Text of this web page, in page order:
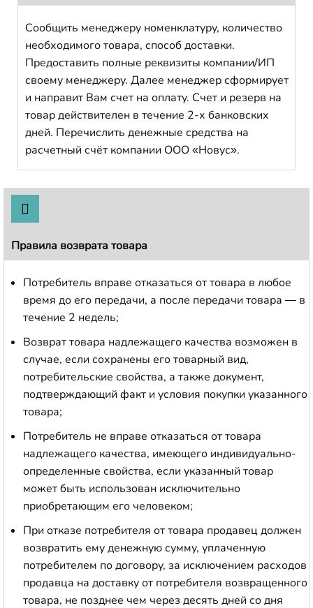
Сообщить менеджеру номенклатуру, количество
необходимого товара, способ доставки.
Предоставить полные реквизиты компании/ИП
своему менеджеру. Далее менеджер сформирует
и направит Вам счет на оплату. Счет и резерв на
товар действителен в течение 2-х банковских
дней. Перечислить денежные средства на
расчетный счёт компании ООО «Новус».
Правила возврата товара
Потребитель вправе отказаться от товара в любое
время до его передачи, а после передачи товара — в
течение 2 недель;
Возврат товара надлежащего качества возможен в
случае, если сохранены его товарный вид,
потребительские свойства, а также документ,
подтверждающий факт и условия покупки указанного
товара;
Потребитель не вправе отказаться от товара
надлежащего качества, имеющего индивидуально-
определенные свойства, если указанный товар
может быть использован исключительно
приобретающим его человеком;
При отказе потребителя от товара продавец должен
возвратить ему денежную сумму, уплаченную
потребителем по договору, за исключением расходов
продавца на доставку от потребителя возвращенного
товара, не позднее чем через десять дней со дня